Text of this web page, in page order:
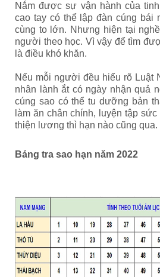
Nắm được sự vận hành của
cao tay có thể lập đàn cúng bái
cùng to lớn. Nhưng hiện tại
người theo học. Vì vậy để tìm
là điều khó khăn.
Nếu mỗi người đều hiểu rõ Luật
nhân lành ắt có ngày nhận quả
cúng sao có thể tu dưỡng bản
làm ăn chân chính, luyện tập
thiện lương thì hạn nào cũng qua.
Bảng tra sao hạn năm 2022